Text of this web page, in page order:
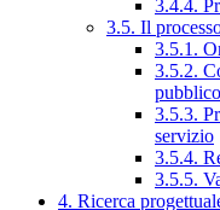
3.4.4.
3.5. Il
3.5.1.
3.5.2.
pubblico
3.5.3.
servizio
3.5.4.
3.5.5.
4. Ricerca